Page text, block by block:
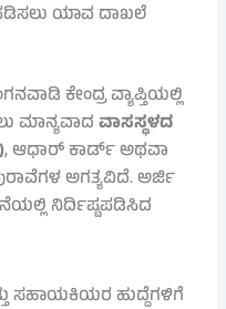
ಯಾವ ದಾಖಲೆ
ಕೇಂದ್ರ ವ್ಯಾಪ್ತಿಯಲ್ಲಿ
ಮಾನ್ಯವಾದವಾಸಸ್ಥಳದ
, ಆಧಾರ್ ಕಾರ್ಡ್ ಅಥವಾ
ಅಗತ್ಯವಿದೆ. ಅರ್ಜಿ
ನಿರ್ದಿಷ್ಟಪಡಿಸಿದ